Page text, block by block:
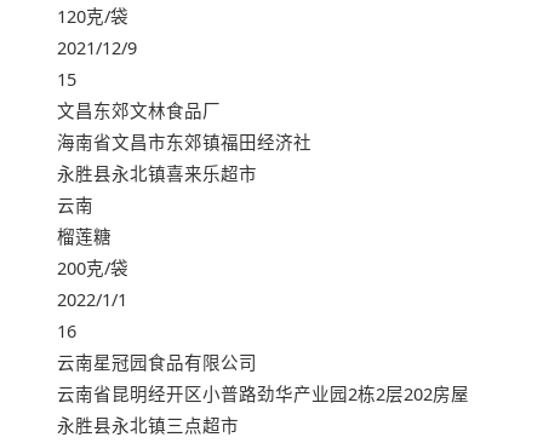
120克/袋
2021/12/9
15
文昌东郊文林食品厂
海南省文昌市东郊镇福田经济社
永胜县永北镇喜来乐超市
云南
榴莲糖
200克/袋
2022/1/1
16
云南星冠园食品有限公司
云南省昆明经开区小普路劲华产业园2栋2层202房屋
永胜县永北镇三点超市